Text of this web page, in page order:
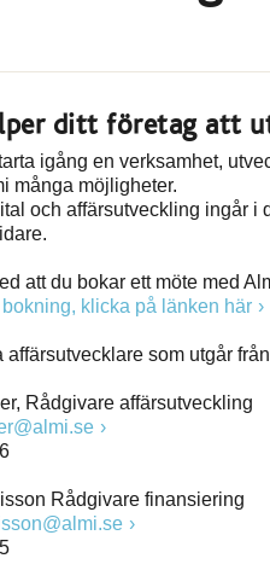
ditt företag att
igång en verksamhet,
många möjligheter.
och affärsutveckling ingår
att du bokar ett möte med
klicka på länken här
affärsutvecklare som utgår
Rådgivare affärsutveckling
Rådgivare finansiering